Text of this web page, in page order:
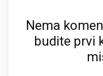
Nema
budite prvi